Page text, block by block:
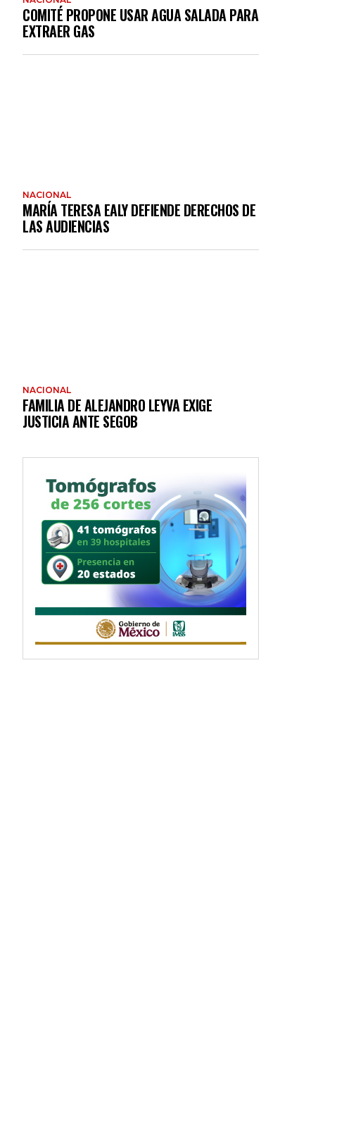
COMITÉ PROPONE USAR AGUA SALADA PARA
EXTRAER GAS
NACIONAL
MARÍA TERESA EALY DEFIENDE DERECHOS DE
LAS AUDIENCIAS
NACIONAL
FAMILIA DE ALEJANDRO LEYVA EXIGE
JUSTICIA ANTE SEGOB